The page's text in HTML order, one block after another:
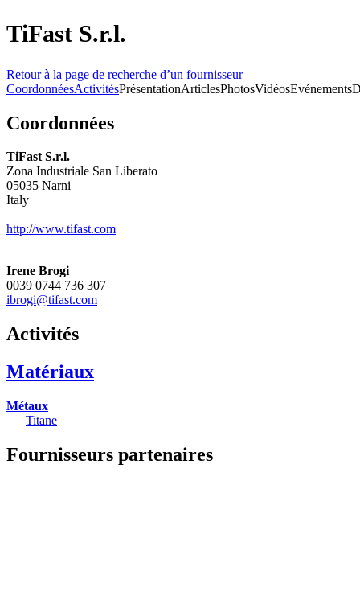
TiFast S.r.l.
Retour à la page de recherche d’un fournisseur
CoordonnéesActivitésPrésentationArticlesPhotosVidéosEvénements
Coordonnées
TiFast S.r.l.
Zona Industriale San Liberato
05035 Narni
Italy
http://www.tifast.com
Irene Brogi
0039 0744 736 307
ibrogi@tifast.com
Activités
Matériaux
Métaux
Titane
Fournisseurs partenaires